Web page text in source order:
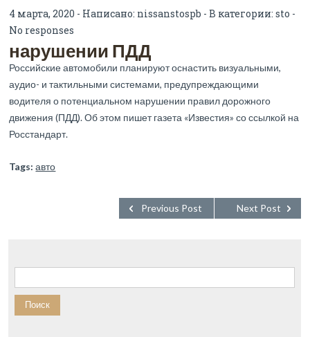
нарушении ПДД
4 марта, 2020 - Написано: nissanstospb - В категории:sto -
No responses
Российские автомобили планируют оснастить визуальными,
аудио- и тактильными системами, предупреждающими
водителя о потенциальном нарушении правил дорожного
движения (ПДД). Об этом пишет газета «Известия» со ссылкой на
Росстандарт.
Tags: авто
Next Post
Previous Post
Найти: